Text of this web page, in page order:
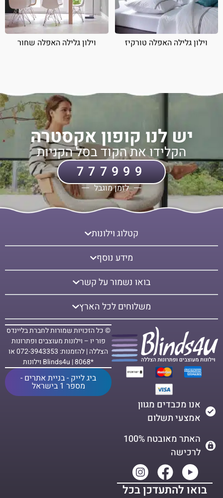
וילון גלילה האפלה טורקיז וילון גלילה האפלה שחור
יש לנו קופון אקסטרה
הקלידו את הקוד בסל הקניות
777999
לזמן מוגבל
אנו מכבדים מגוון
אמצעי תשלום
האתר מאובטח 100%
לרכישה
בואו להתעדכן בכל
© כל הזכויות שמורות לחברת בליינדס
פור יו – וילונות מעוצבים ופתרונות
הצללה | להזמנות: 072-3943353 או
*8068 | Blinds4u וילונות
ביג לייק - בניית אתרים -
מספר 1 בישראל
קטלוג וילונות
מידע נוסף
בואו נשמור על קשר
משלוחים לכל הארץ